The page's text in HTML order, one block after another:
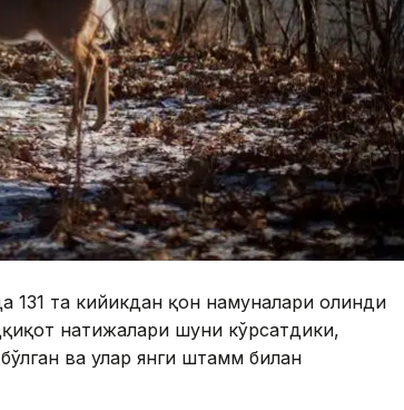
та кийикдан қон намуналари олинди
натижалари шуни кўрсатдики,
ва улар янги штамм билан